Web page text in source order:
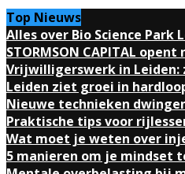
Top Nieuws
Alles over Bio Science Park
STORMSON CAPITAL
Vrijwilligerswerk in Leiden:
Leiden ziet groei in
Nieuwe technieken
Praktische tips voor
Wat moet je weten over
5 manieren om je mindset